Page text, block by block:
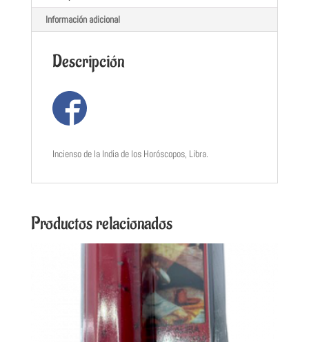
Información adicional
Descripción
Incienso de la India de los Horóscopos, Libra.
Productos relacionados